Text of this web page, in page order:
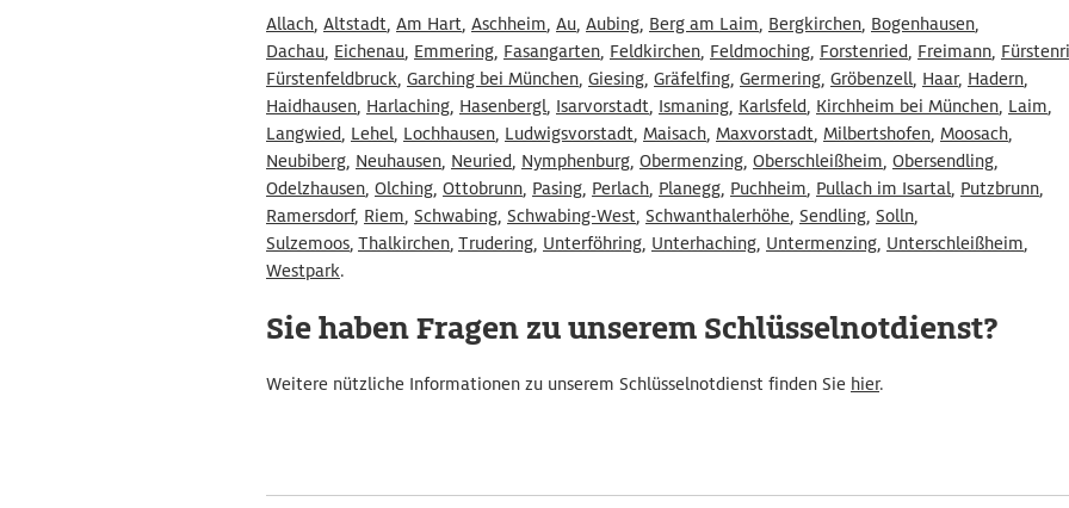
Allach, Altstadt, Am Hart, Aschheim, Au, Aubing, Berg am Laim, Bergkirchen, Bogenhausen,
Dachau, Eichenau, Emmering, Fasangarten, Feldkirchen, Feldmoching, Forstenried, Freimann,
Fürstenfeldbruck, Garching bei München, Giesing, Gräfelfing, Germering, Gröbenzell, Haar, Hadern,
Haidhausen, Harlaching, Hasenbergl, Isarvorstadt, Ismaning, Karlsfeld, Kirchheim bei München, Laim,
Langwied, Lehel, Lochhausen, Ludwigsvorstadt, Maisach, Maxvorstadt, Milbertshofen, Moosach,
Neubiberg, Neuhausen, Neuried, Nymphenburg, Obermenzing, Oberschleißheim, Obersendling,
Odelzhausen, Olching, Ottobrunn, Pasing, Perlach, Planegg, Puchheim, Pullach im Isartal, Putzbrunn,
Ramersdorf, Riem, Schwabing, Schwabing-West, Schwanthalerhöhe, Sendling, Solln,
Sulzemoos, Thalkirchen, Trudering, Unterföhring, Unterhaching, Untermenzing, Unterschleißheim,
Westpark.
Sie haben Fragen zu unserem Schlüsselnotdienst?
Weitere nützliche Informationen zu unserem Schlüsselnotdienst finden Sie hier.